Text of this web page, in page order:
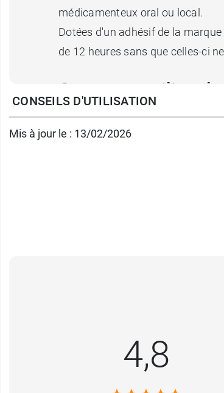
médicamenteux oral ou local.
Dotées d'un adhésif de la
de 12 heures sans que celles-ci
Comment utiliser
Appliquer une bandelette nasale
Gratter la surface pour libérer les
1 boîte de 10
CONSEILS D'UTILISATION
Mis à jour le : 13/02/2026
4,8